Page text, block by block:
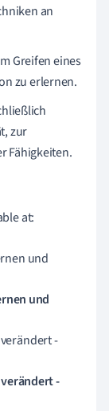
an
Greifen eines
zu erlernen.
zur
Fähigkeiten.
at:
und
und
-
-